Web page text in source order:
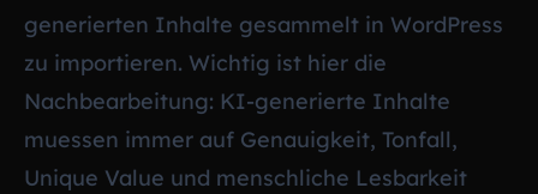
generierten Inhalte gesammelt in WordPress
zu importieren. Wichtig ist hier die
Nachbearbeitung: KI-generierte Inhalte
muessen immer auf Genauigkeit, Tonfall,
Unique Value und menschliche Lesbarkeit